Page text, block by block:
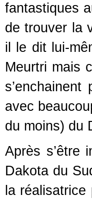
fantastiques
de trouver la
il le dit lui-
Meurtri mais
avec
du moins) du
Après s’être
Dakota du
la